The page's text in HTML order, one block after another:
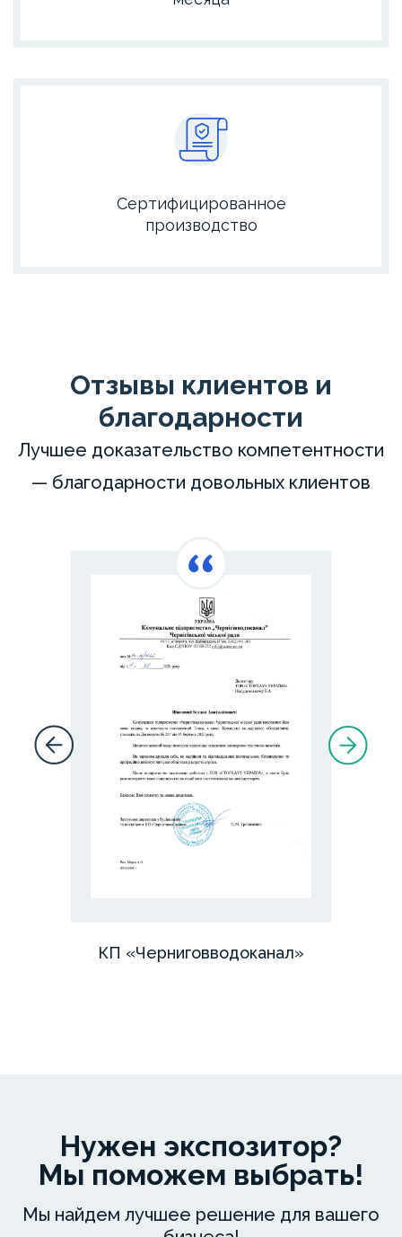
Сертифицированное
производство
Отзывы клиентов и
благодарности
Лучшее доказательство компетентности
— благодарности довольных клиентов
КП «Черниговводоканал»
качественное
изготовление
обрамления
Нужен экспозитор?
Мы поможем выбрать!
Мы найдем лучшее решение для вашего